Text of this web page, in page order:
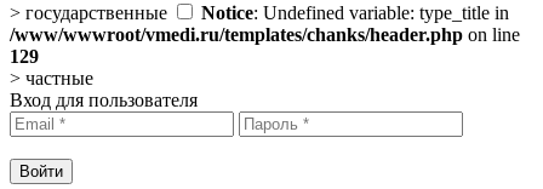
> государственные Notice: Undefined variable: type_title in
/www/wwwroot/vmedi.ru/templates/chanks/header.php on line
129
> частные
Вход для пользователя